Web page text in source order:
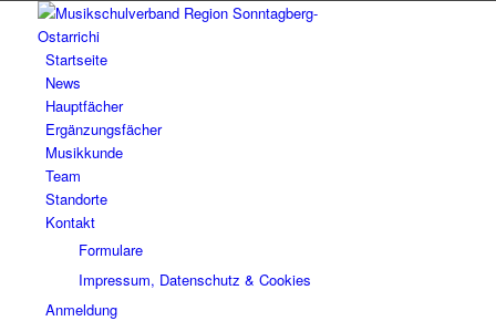
Startseite
News
Hauptfächer
Ergänzungsfächer
Musikkunde
Team
Standorte
Kontakt
Formulare
Impressum, Datenschutz & Cookies
Anmeldung